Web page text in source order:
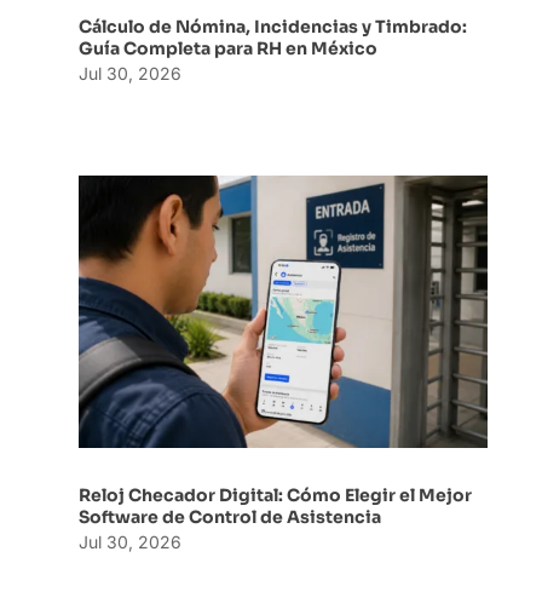
Cálculo de Nómina, Incidencias y Timbrado:
Guía Completa para RH en México
Jul 30, 2026
Reloj Checador Digital: Cómo Elegir el Mejor
Software de Control de Asistencia
Jul 30, 2026